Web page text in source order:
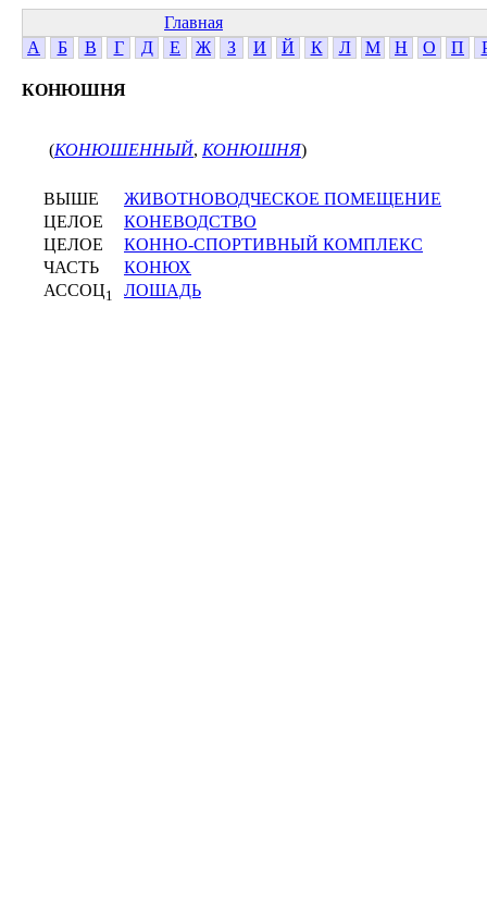
Главная
А
Б В Г Д Е Ж З И Й К Л М Н О П
КОНЮШНЯ
(КОНЮШЕННЫЙ, КОНЮШНЯ)
ВЫШЕ
ЖИВОТНОВОДЧЕСКОЕ ПОМЕЩЕНИЕ
ЦЕЛОЕ
КОНЕВОДСТВО
ЦЕЛОЕ
КОННО-СПОРТИВНЫЙ КОМПЛЕКС
ЧАСТЬ
КОНЮХ
АССОЦ1 ЛОШАДЬ